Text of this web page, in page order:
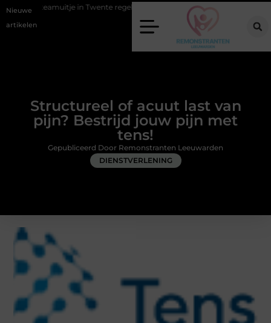
Nieuwe
artikelen
in Twente regelen Wat zero-click search betekent voor de
Structureel of acuut last van
pijn? Bestrijd jouw pijn met
tens!
DIENSTVERLENING
Gepubliceerd Door Remonstranten Leeuwarden